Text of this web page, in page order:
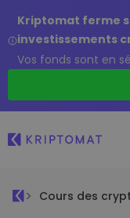
Kriptomat ferme
investissements
Vos fonds sont en
Cours des